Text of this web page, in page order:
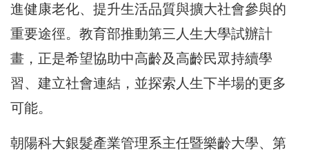
進健康老化、提升生活品質與擴大社會參與的
重要途徑。教育部推動第三人生大學試辦計
畫，正是希望協助中高齡及高齡民眾持續學
習、建立社會連結，並探索人生下半場的更多
可能。
朝陽科大銀髮產業管理系主任暨樂齡大學、第